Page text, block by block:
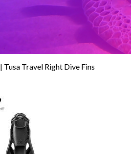
| Tusa Travel Right Dive Fins